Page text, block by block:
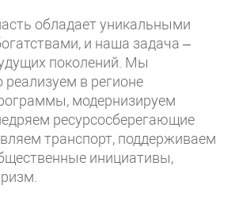
обладает уникальными
и наша задача –
поколений. Мы
реализуем в регионе
модернизируем
ресурсосберегающие
транспорт, поддерживаем
инициативы,